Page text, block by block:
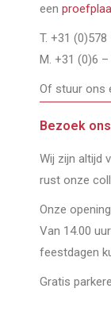
een
T. +31
M. +31 (0)6
Of stuur ons
Bezoek
Wij zijn altijd
rust onze
Onze
Van 14.00
feestdagen
Gratis